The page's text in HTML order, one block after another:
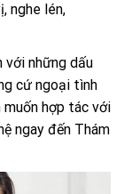
nghe lén,
với những dấu
cứ ngoại tình
hợp tác với
ngay đến Thám